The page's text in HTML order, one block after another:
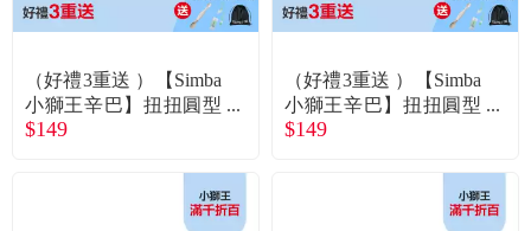
（好禮3重送 ）【Simba
小獅王辛巴】扭扭圓型
安撫奶嘴（全齡）-紫芙
$149
（好禮3重送 ）【Simba
小獅王辛巴】扭扭圓型
安撫奶嘴（全齡）-彈珠
$149